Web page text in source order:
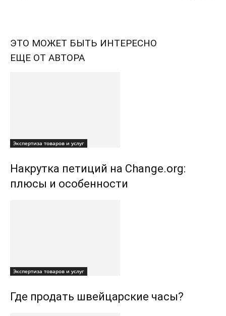
ЭТО МОЖЕТ БЫТЬ ИНТЕРЕСНО
ЕЩЕ ОТ АВТОРА
Экспертиза товаров и услуг
Накрутка петиций на Change.org:
плюсы и особенности
Экспертиза товаров и услуг
Где продать швейцарские часы?